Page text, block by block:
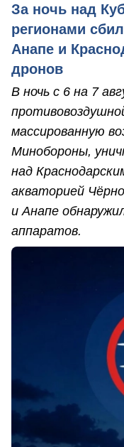
За ночь над
регионами
Анапе и
дронов
В ночь с 6 на 7
массированную
Минобороны,
над
акваторией
и Анапе
аппаратов.